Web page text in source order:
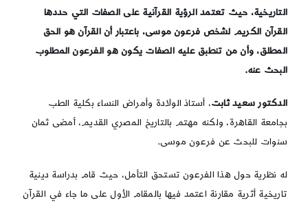
التاريخية، حيث تعتمد الرؤية القرآنية على الصفات التي حددها
القرآن الكريم لشخص فرعون موسى، باعتبار أن القرآن هو الحق
المطلق، وأن من تنطبق عليه الصفات يكون هو الفرعون المطلوب
البحث عنه.
الدكتور سعيد ثابت، أستاذ الولادة وأمراض النساء بكلية الطب
بجامعة القاهرة، ولكنه مهتم بالتاريخ المصري القديم، أمضى ثمان
سنوات للبحث عن فرعون موسى.
له نظرية حول هذا الفرعون تستحق التأمل، حيث قام بدراسة دينية
تاريخية أثرية مقارنة اعتمد فيها بالمقام الأول على ما جاء في القرآن